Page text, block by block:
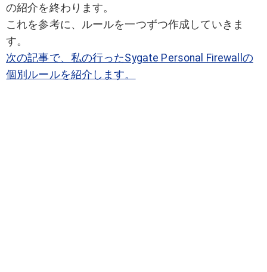
の紹介を終わります。
これを参考に、ルールを一つずつ作成していきま
す。
次の記事で、私の行ったSygate Personal Firewallの
個別ルールを紹介します。